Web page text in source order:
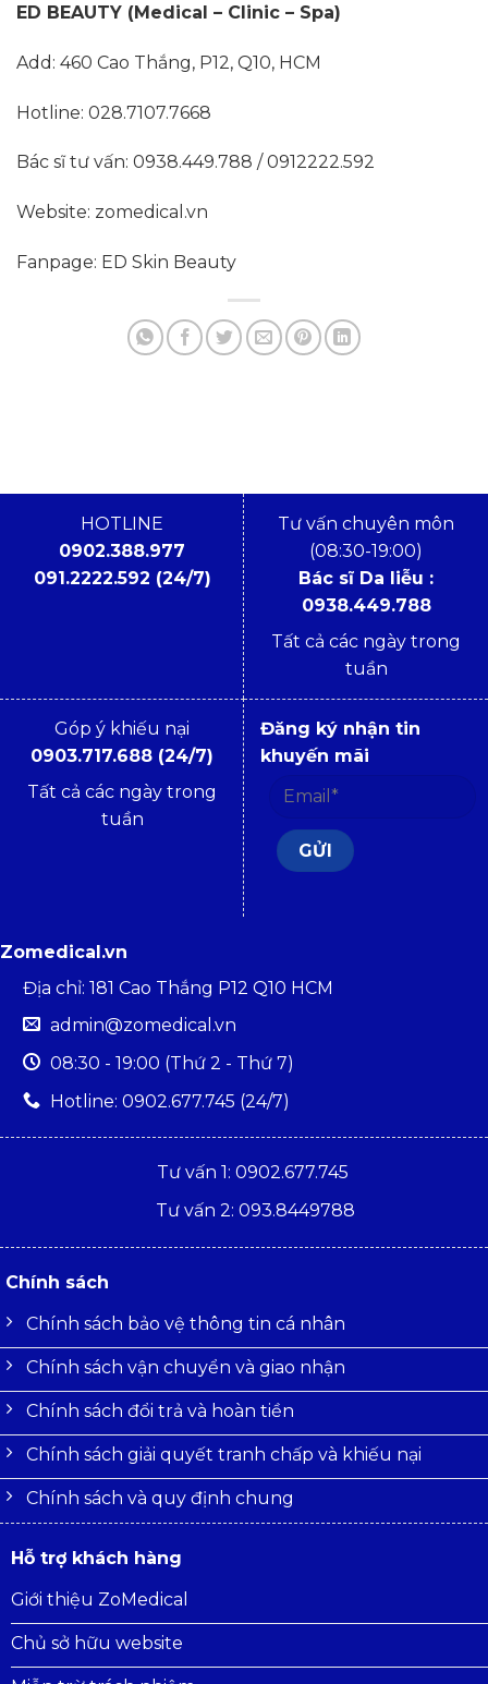
ED BEAUTY (Medical – Clinic – Spa)
Add: 460 Cao Thắng, P12, Q10, HCM
Hotline: 028.7107.7668
Bác sĩ tư vấn: 0938.449.788 / 0912222.592
Website: zomedical.vn
Fanpage: ED Skin Beauty
HOTLINE
0902.388.977
091.2222.592 (24/7)
Tư vấn chuyên môn
(08:30-19:00)
Bác sĩ Da liễu :
0938.449.788
Tất cả các ngày trong
tuần
Góp ý khiếu nại
0903.717.688 (24/7)
Tất cả các ngày trong
tuần
Đăng ký nhận tin
khuyến mãi
Zomedical.vn
Địa chỉ: 181 Cao Thắng P12 Q10 HCM
admin@zomedical.vn
08:30 - 19:00 (Thứ 2 - Thứ 7)
Hotline: 0902.677.745 (24/7)
Tư vấn 1: 0902.677.745
Tư vấn 2: 093.8449788
Chính sách
Chính sách bảo vệ thông tin cá nhân
Chính sách vận chuyển và giao nhận
Chính sách đổi trả và hoàn tiền
Chính sách giải quyết tranh chấp và khiếu nại
Chính sách và quy định chung
Hỗ trợ khách hàng
Giới thiệu ZoMedical
Chủ sở hữu website